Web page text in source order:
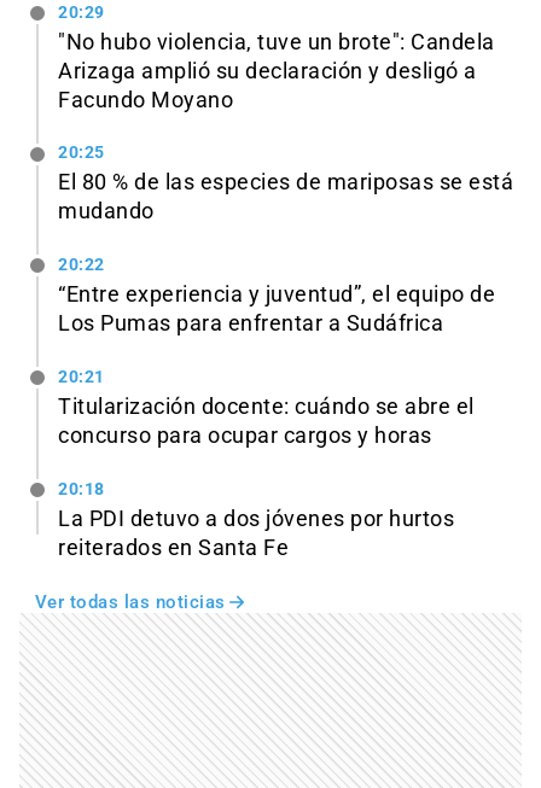
20:29
"No hubo violencia, tuve un brote": Candela
Arizaga amplió su declaración y desligó a
Facundo Moyano
20:25
El 80 % de las especies de mariposas se está
mudando
20:22
“Entre experiencia y juventud”, el equipo de
Los Pumas para enfrentar a Sudáfrica
20:21
Titularización docente: cuándo se abre el
concurso para ocupar cargos y horas
20:18
La PDI detuvo a dos jóvenes por hurtos
reiterados en Santa Fe
Ver todas las noticias